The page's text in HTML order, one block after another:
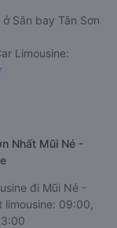
Sân bay Tân Sơn
Limousine:
Nhất Mũi Né -
đi Mũi Né -
limousine: 09:00,